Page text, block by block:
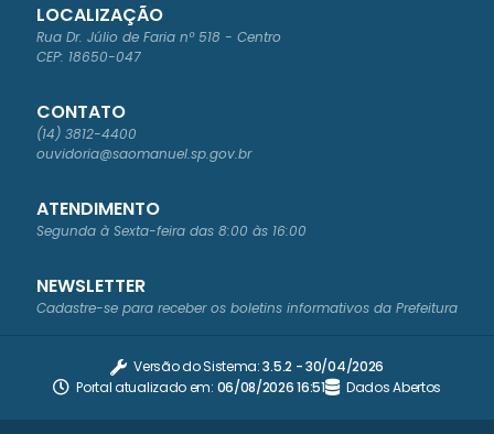
LOCALIZAÇÃO
Rua Dr. Júlio de Faria nº 518 - Centro
CEP: 18650-047
CONTATO
(14) 3812-4400
ouvidoria@saomanuel.sp.gov.br
ATENDIMENTO
Segunda à Sexta-feira das 8:00 às 16:00
NEWSLETTER
Cadastre-se para receber os boletins informativos da Prefeitura
Versão do Sistema:3.5.2 - 30/04/2026
Portal atualizado em: 06/08/2026 16:51 Dados Abertos